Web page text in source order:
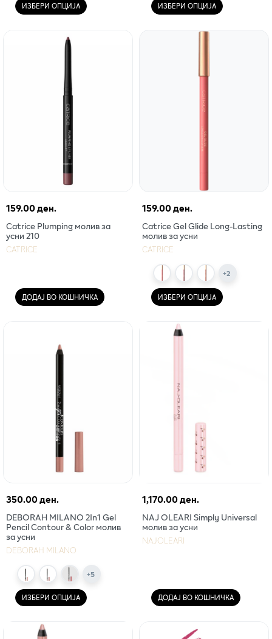
ИЗБЕРИ ОПЦИЈА ИЗБЕРИ ОПЦИЈА
159.00 ден.
Catrice Plumping молив за
усни 210
CATRICE
ДОДАЈ ВО КОШНИЧКА
159.00 ден.
Catrice Gel Glide Long-Lasting
молив за усни
CATRICE
+2
ИЗБЕРИ ОПЦИЈА
350.00 ден.
DEBORAH MILANO 2In1 Gel
Pencil Contour & Color молив
за усни
DEBORAH MILANO
+5
ИЗБЕРИ ОПЦИЈА
1,170.00 ден.
NAJ OLEARI Simply Universal
молив за усни
NAJOLEARI
ДОДАЈ ВО КОШНИЧКА